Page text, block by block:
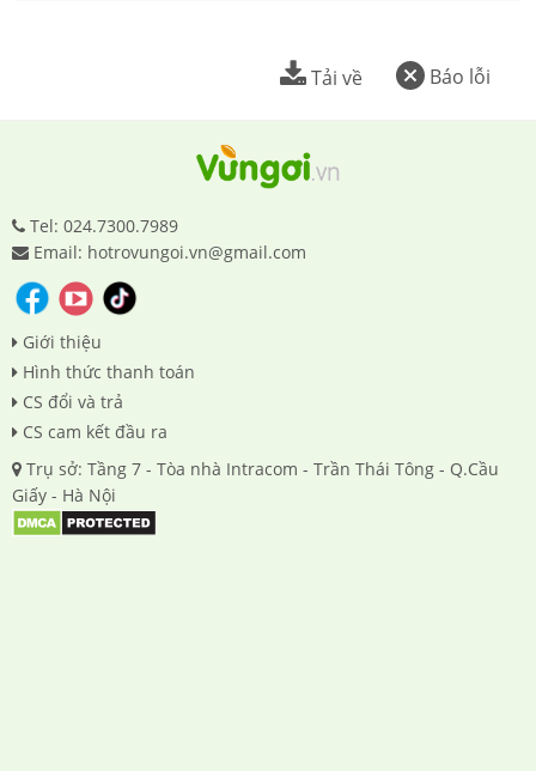
Báo lỗi
Tải về
Tel: 024.7300.7989
Email: hotrovungoi.vn@gmail.com
Giới thiệu
Hình thức thanh toán
CS đổi và trả
CS cam kết đầu ra
Trụ sở: Tầng 7 - Tòa nhà Intracom - Trần Thái Tông - Q.Cầu
Giấy - Hà Nội